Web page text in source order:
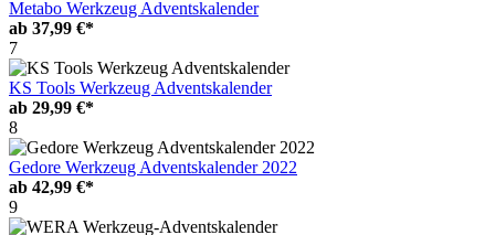
Metabo Werkzeug Adventskalender
ab 37,99 €*
7
KS Tools Werkzeug Adventskalender
ab 29,99 €*
8
Gedore Werkzeug Adventskalender 2022
ab 42,99 €*
9